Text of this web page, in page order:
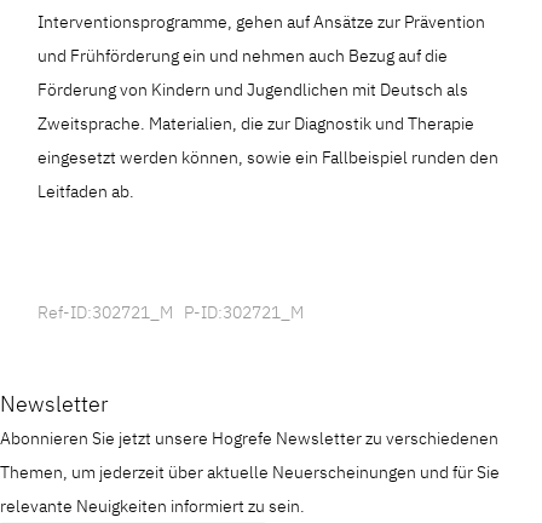
Interventionsprogramme, gehen auf Ansätze zur Prävention
und Frühförderung ein und nehmen auch Bezug auf die
Förderung von Kindern und Jugendlichen mit Deutsch als
Zweitsprache. Materialien, die zur Diagnostik und Therapie
eingesetzt werden können, sowie ein Fallbeispiel runden den
Leitfaden ab.
Ref-ID:302721_M P-ID:302721_M
Newsletter
Abonnieren Sie jetzt unsere Hogrefe Newsletter zu verschiedenen
Themen, um jederzeit über aktuelle Neuerscheinungen und für Sie
relevante Neuigkeiten informiert zu sein.